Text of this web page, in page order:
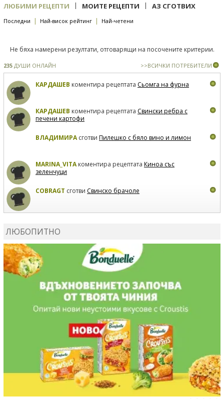
ЛЮБИМИ РЕЦЕПТИ | МОИТЕ РЕЦЕПТИ | АЗ СГОТВИХ
Последни | Най-висок рейтинг | Най-четени
Не бяха намерени резултати, отговарящи на посочените критерии.
235 ДУШИ ОНЛАЙН >>ВСИЧКИ ПОТРЕБИТЕЛИ
КАРДАШЕВ коментира рецептата Сьомга на фурна
КАРДАШЕВ коментира рецептата Свински ребра с
печени картофи
ВЛАДИМИРАсготви Пилешко с бяло вино и лимон
MARINA_VITAкоментира рецептата Киноа със
зеленчуци
COBRAGT сготви Свинско брачоле
DANKOLOVAсготвиФокача със синьо сирене, лук и
орехи
ЛЮБОПИТНО